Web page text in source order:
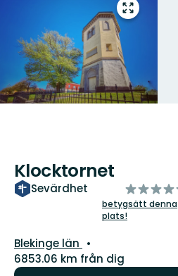
Gå
till
Klocktornet
Sevärdhet
av
5
stjärnor
betygsätt denna
plats!
Län:
Blekinge län
6853.06 km från dig